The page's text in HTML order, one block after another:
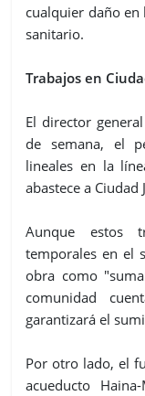
cualquier daño en
sanitario.
Trabajos en
El director
de semana, el
lineales en la
abastece a Ciudad
Aunque estos
temporales en el
obra como
comunidad
garantizará el
Por otro lado, el
acueducto